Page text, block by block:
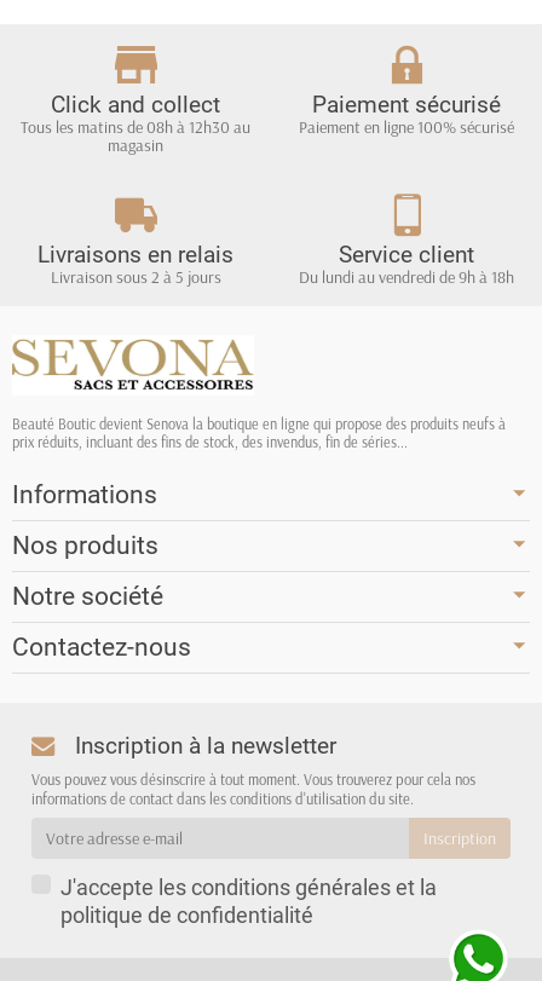
Click and collect
Tous les matins de 08h à 12h30 au
magasin
Paiement sécurisé
Paiement en ligne 100% sécurisé
Livraisons en relais
Livraison sous 2 à 5 jours
Service client
Du lundi au vendredi de 9h à 18h
Beauté Boutic devient Senova la boutique en ligne qui propose des produits neufs à
prix réduits, incluant des fins de stock, des invendus, fin de séries...
Informations
Nos produits
Notre société
Contactez-nous
Inscription à la newsletter
Vous pouvez vous désinscrire à tout moment. Vous trouverez pour cela nos
informations de contact dans les conditions d'utilisation du site.
J'accepte les conditions générales et la
politique de confidentialité